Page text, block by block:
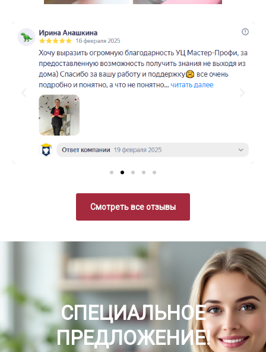
Смотреть все отзывы
СПЕЦИАЛЬНОЕ
ПРЕДЛОЖЕНИЕ!